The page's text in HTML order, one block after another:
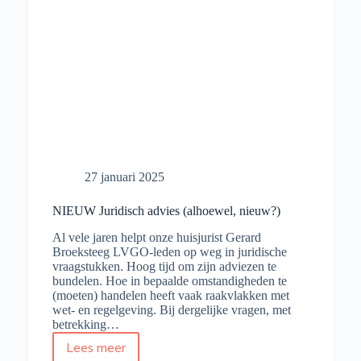
27 januari 2025
NIEUW Juridisch advies (alhoewel, nieuw?)
Al vele jaren helpt onze huisjurist Gerard
Broeksteeg LVGO-leden op weg in juridische
vraagstukken. Hoog tijd om zijn adviezen te
bundelen. Hoe in bepaalde omstandigheden te
(moeten) handelen heeft vaak raakvlakken met
wet- en regelgeving. Bij dergelijke vragen, met
betrekking…
Lees meer
NIEUW